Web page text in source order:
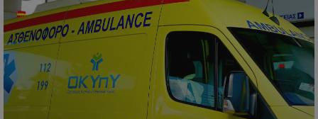
σύνδεση χρήστη και τη διαχείριση λογαριασμού.
Ο ιστότοπος δεν μπορεί να χρησιμοποιηθεί σωστά
χωρίς τα απολύτως απαραίτητα cookies.
Ονοματεπώνυμο
Προμηθευτής/
Πεδίο
usprivacy
.lifenewscy.tothemaonline.com